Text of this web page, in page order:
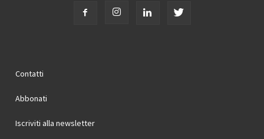
Contatti
Abbonati
Iscriviti alla newsletter